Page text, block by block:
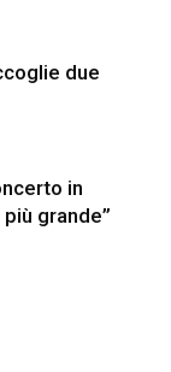
due
in
grande”